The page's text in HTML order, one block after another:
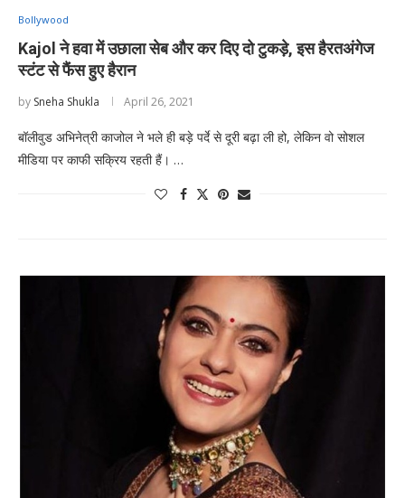
Bollywood
Kajol ने हवा में उछाला सेब और कर दिए दो टुकड़े, इस हैरतअंगेज
स्टंट से फैंस हुए हैरान
by Sneha Shukla April 26, 2021
बॉलीवुड अभिनेत्री काजोल ने भले ही बड़े पर्दे से दूरी बढ़ा ली हो, लेकिन वो सोशल
मीडिया पर काफी सक्रिय रहती हैं। …